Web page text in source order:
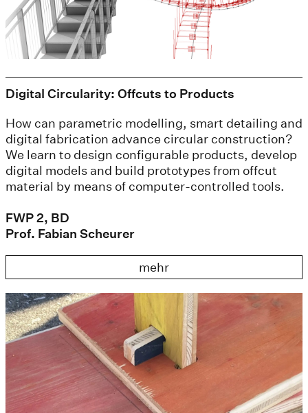
Digital Circularity: Offcuts to Products
How can parametric modelling, smart detailing and
digital fabrication advance circular construction?
We learn to design configurable products, develop
digital models and build prototypes from offcut
material by means of computer-controlled tools.
FWP 2, BD
Prof. Fabian Scheurer
mehr